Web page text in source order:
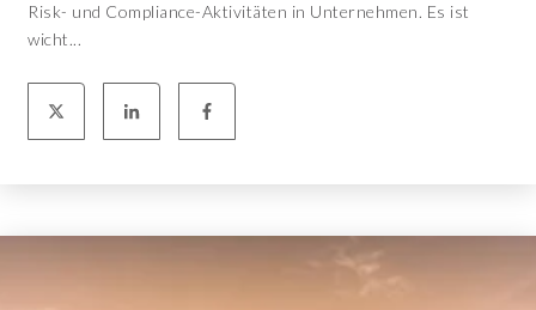
Risk- und Compliance-Aktivitäten in Unternehmen. Es ist
wicht...